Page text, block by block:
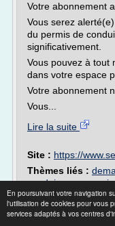
En poursuivant votre navigation
l'utilisation de cookies pour vous
services adaptés à vos centres
Votre abonnement
Vous serez
du permis de
significativement.
Vous pouvez à tout
dans votre espace
Votre abonnement
Vous...
Lire la suite
Site : https://
Thèmes liés :
conduire par
de conduire en ligne
de conduire apres
de conduire suite